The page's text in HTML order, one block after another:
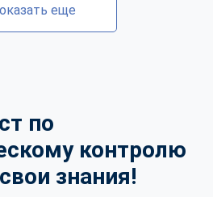
еще
по
контролю
знания!